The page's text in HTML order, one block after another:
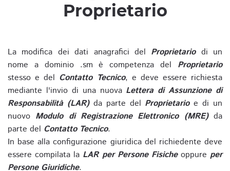
Proprietario
La modifica dei dati anagrafici del Proprietariodi un
nome a dominio .sm è competenza del Proprietario
stesso e del Contatto Tecnico, e deve essere richiesta
mediante l'invio di una nuova Lettera di Assunzione di
Responsabilità (LAR)da parte del Proprietarioe di un
nuovo Modulo di Registrazione Elettronico (MRE)da
parte del Contatto Tecnico.
In base alla configurazione giuridica del richiedente deve
essere compilata la LAR per Persone Fisicheoppure per
Persone Giuridiche.